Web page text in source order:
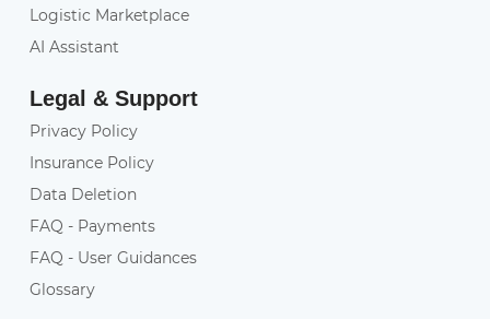
Logistic Marketplace
AI Assistant
Legal & Support
Privacy Policy
Insurance Policy
Data Deletion
FAQ - Payments
FAQ - User Guidances
Glossary